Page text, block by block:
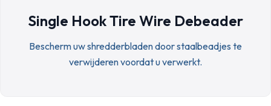
Single Hook Tire Wire Debeader
Bescherm uw shredderbladen door staalbeadjes te
verwijderen voordat u verwerkt.